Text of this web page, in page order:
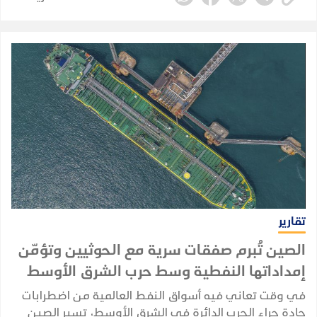
تقارير
الصين تُبرم صفقات سرية مع الحوثيين وتؤمّن
إمداداتها النفطية وسط حرب الشرق الأوسط
في وقت تعاني فيه أسواق النفط العالمية من اضطرابات
حادة جراء الحرب الدائرة في الشرق الأوسط، تسير الصين